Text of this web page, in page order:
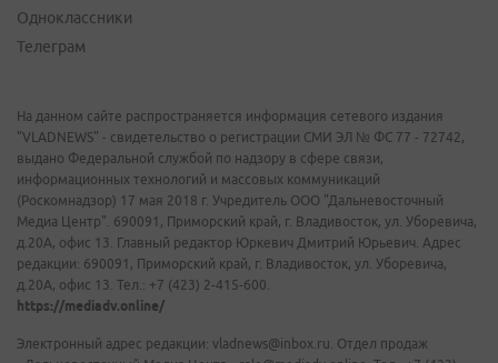
Одноклассники
Телеграм
На данном сайте распространяется информация сетевого издания
"VLADNEWS" - свидетельство о регистрации СМИ ЭЛ № ФС 77 - 72742,
выдано Федеральной службой по надзору в сфере связи,
информационных технологий и массовых коммуникаций
(Роскомнадзор) 17 мая 2018 г. Учредитель ООО "Дальневосточный
Медиа Центр". 690091, Приморский край, г. Владивосток, ул. Уборевича,
д.20А, офис 13. Главный редактор Юркевич Дмитрий Юрьевич. Адрес
редакции: 690091, Приморский край, г. Владивосток, ул. Уборевича,
д.20А, офис 13. Тел.: +7 (423) 2-415-600.
https://mediadv.online/
Электронный адрес редакции: vladnews@inbox.ru. Отдел продаж